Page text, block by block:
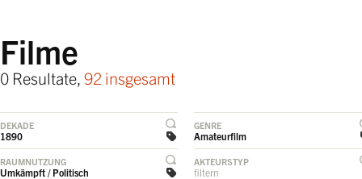
Filme
0 Resultate, 92 insgesamt
DEKADE
1890
GENRE
Amateurfilm
RAUMNUTZUNG
Umkämpft / Politisch
AKTEURSTYP
filtern